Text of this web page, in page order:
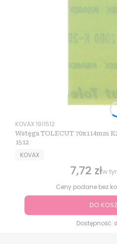
Kod produktu
KOVAX 1911512
Wstęga TOLECUT 70x114mm
1512
PRODUCENT
KOVAX
Cena brutto
7,72 złw
Ceny podane bez
DO
Dostępność: